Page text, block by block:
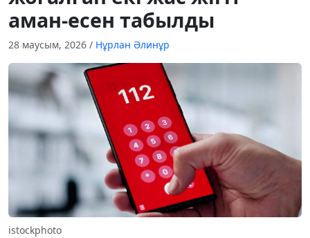
аман-есен табылды
28 маусым, 2026 / Нұрлан Әлинұр
istockphoto